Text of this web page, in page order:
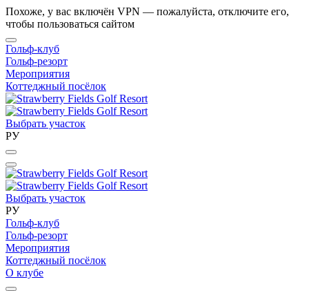
Похоже, у вас включён VPN — пожалуйста, отключите его,
чтобы пользоваться сайтом
Гольф-клуб
Гольф-резорт
Мероприятия
Коттеджный посёлок
Выбрать участок
РУ
Выбрать участок
РУ
Гольф-клуб
Гольф-резорт
Мероприятия
Коттеджный посёлок
О клубе